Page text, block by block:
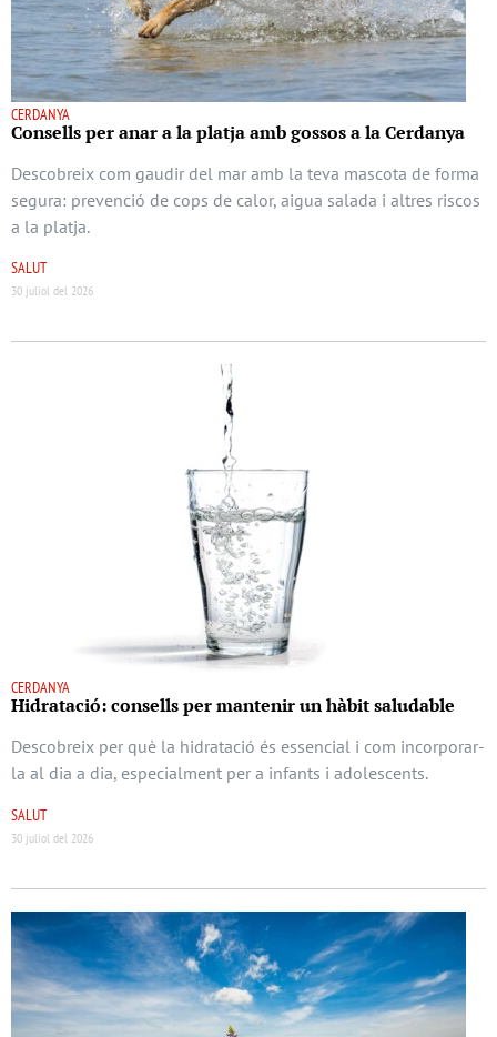
CERDANYA
Consells per anar a la platja amb gossos a la Cerdanya
Descobreix com gaudir del mar amb la teva mascota de forma
segura: prevenció de cops de calor, aigua salada i altres riscos
a la platja.
SALUT
30 juliol del 2026
CERDANYA
Hidratació: consells per mantenir un hàbit saludable
Descobreix per què la hidratació és essencial i com incorporar-
la al dia a dia, especialment per a infants i adolescents.
SALUT
30 juliol del 2026